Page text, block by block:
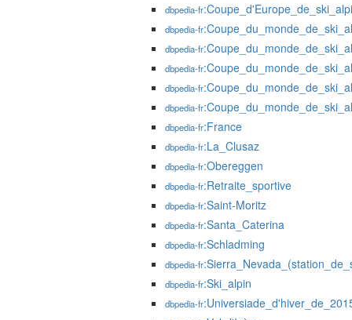
dbpedia-fr
dbpedia-fr
dbpedia-fr
dbpedia-fr
dbpedia-fr
dbpedia-fr
dbpedia-fr:France
dbpedia-fr:La_Clusaz
dbpedia-fr:Obereggen
dbpedia-fr:Retraite_sportive
dbpedia-fr:Saint-Moritz
dbpedia-fr:Santa_Caterina
dbpedia-fr:Schladming
dbpedia-fr
dbpedia-fr:Ski_alpin
dbpedia-fr